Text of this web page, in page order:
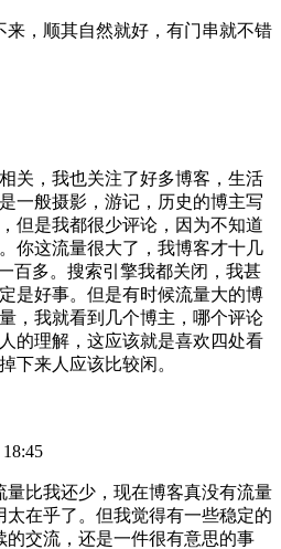
来，顺其自然就好，有门串就不错
关，我也关注了好多博客，生活
一般摄影，游记，历史的博主写
但是我都很少评论，因为不知道
你这流量很大了，我博客才十几
百多。搜索引擎我都关闭，我甚
是好事。但是有时候流量大的博
，我就看到几个博主，哪个评论
的理解，这应该就是喜欢四处看
下来人应该比较闲。
量比我还少，现在博客真没有流量
太在乎了。但我觉得有一些稳定的
的交流，还是一件很有意思的事